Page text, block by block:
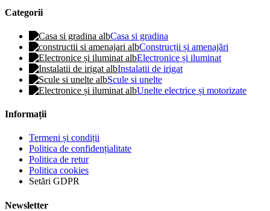
Categorii
Casa si gradina
Construcții și amenajări
Electronice și iluminat
Instalatii de irigat
Scule si unelte
Unelte electrice și motorizate
Informații
Termeni și condiții
Politica de confidențialitate
Politica de retur
Politica cookies
Setări GDPR
Newsletter